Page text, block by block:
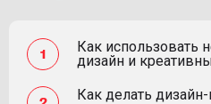
Как использовать
дизайн и
Как делать